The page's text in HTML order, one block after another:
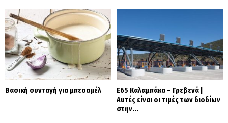
Βασική συνταγή για μπεσαμέλ
Ε65 Καλαμπάκα – Γρεβενά |
Αυτές είναι οι τιμές των διοδίων
στην...